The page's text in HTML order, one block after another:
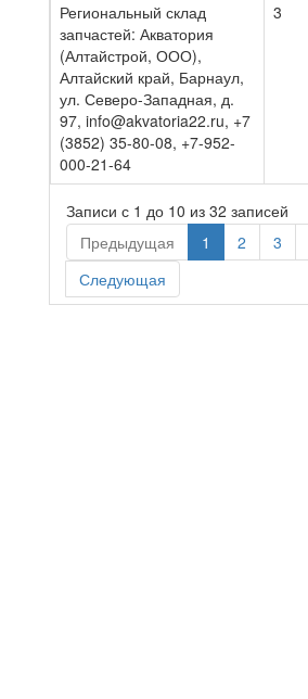
Региональный склад
запчастей: Акватория
(Алтайстрой, ООО),
Алтайский край, Барнаул,
ул. Северо-Западная, д.
97, info@akvatoria22.ru, +7
(3852) 35-80-08, +7-952-
000-21-64
3
Записи с 1 до 10 из 32 записей
Предыдущая
1 2 3
Следующая